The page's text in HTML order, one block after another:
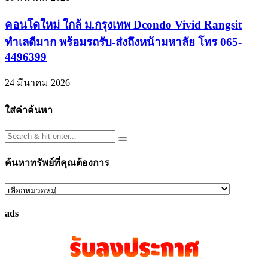
คอนโดใหม่ ใกล้ ม.กรุงเทพ Dcondo Vivid Rangsit
ทำเลดีมาก พร้อมรถรับ-ส่งถึงหน้ามหาลัย โทร 065-
4496399
24 มีนาคม 2026
ใส่คำค้นหา
ค้นหาทรัพย์ที่คุณต้องการ
ค้นหา
ที่
ads